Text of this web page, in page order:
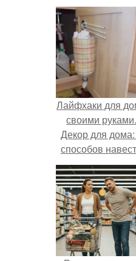
Лайфхаки для
своими руками.
Декор для
способов
красоту